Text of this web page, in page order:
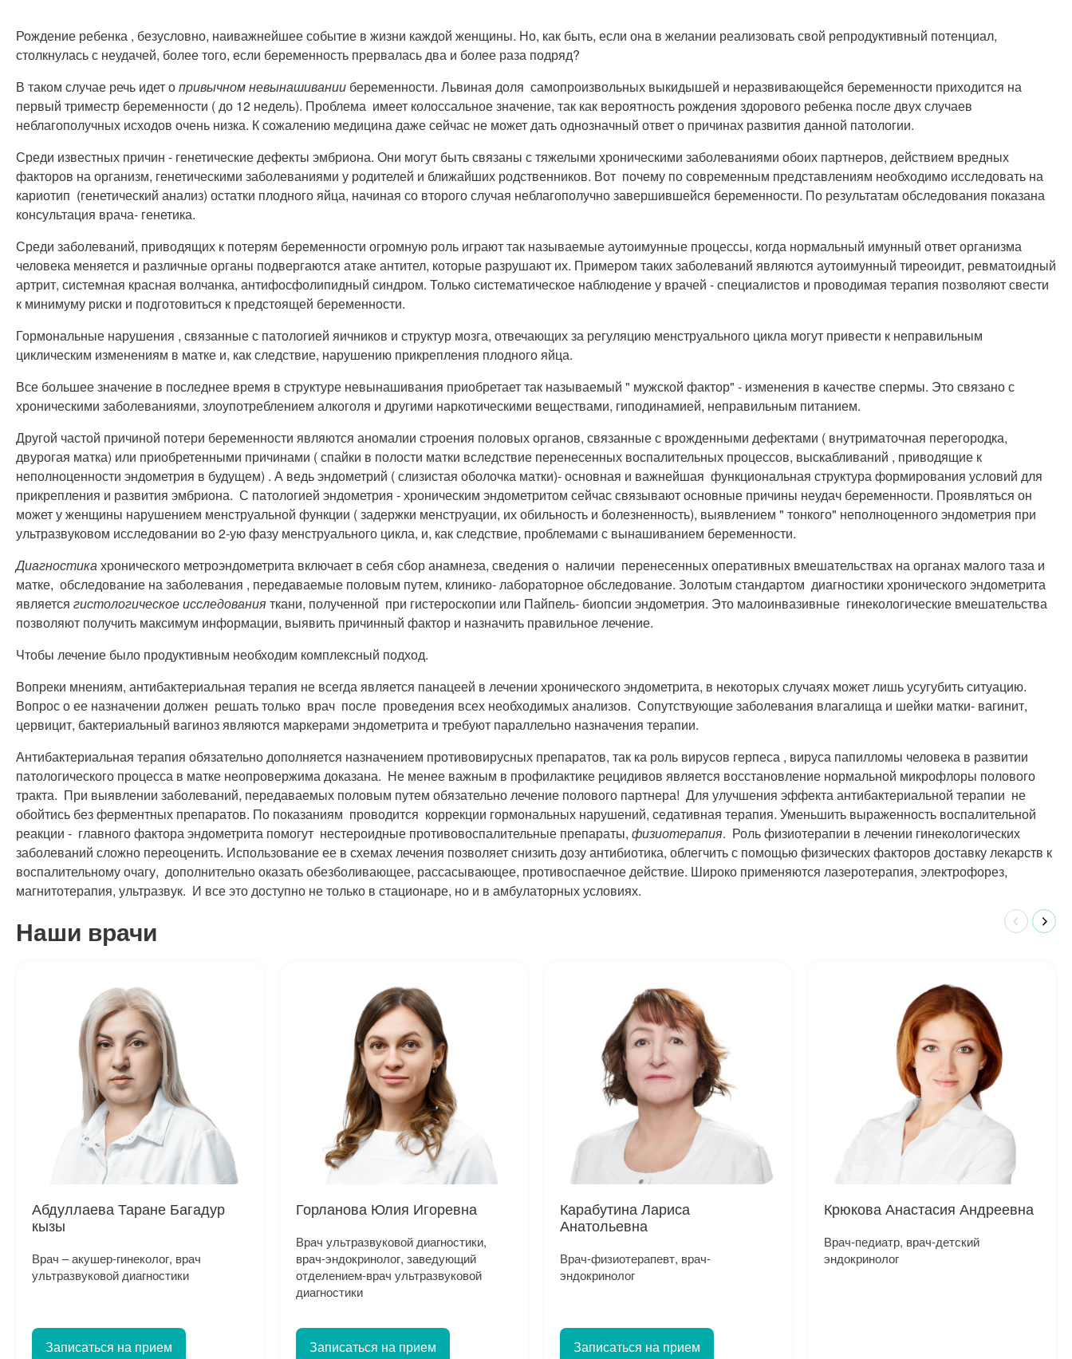
Рождение ребенка , безусловно, наиважнейшее событие в жизни каждой женщины. Но, как быть, если она в желании реализовать свой репродуктивный потенциал,
столкнулась с неудачей, более того, если беременность прервалась два и более раза подряд?
В таком случае речь идет опривычном невынашивании беременности. Львиная доля самопроизвольных выкидышей и неразвивающейся беременности приходится на
первый триместр беременности ( до 12 недель). Проблема имеет колоссальное значение, так как вероятность рождения здорового ребенка после двух случаев
неблагополучных исходов очень низка. К сожалению медицина даже сейчас не может дать однозначный ответ о причинах развития данной патологии.
Среди известных причин - генетические дефекты эмбриона. Они могут быть связаны с тяжелыми хроническими заболеваниями обоих партнеров, действием вредных
факторов на организм, генетическими заболеваниями у родителей и ближайших родственников. Вот почему по современным представлениям необходимо исследовать на
кариотип (генетический анализ) остатки плодного яйца, начиная со второго случая неблагополучно завершившейся беременности. По результатам обследования показана
консультация врача- генетика.
Среди заболеваний, приводящих к потерям беременности огромную роль играют так называемые аутоимунные процессы, когда нормальный имунный ответ организма
человека меняется и различные органы подвергаются атаке антител, которые разрушают их. Примером таких заболеваний являются аутоимунный тиреоидит, ревматоидный
артрит, системная красная волчанка, антифосфолипидный синдром. Только систематическое наблюдение у врачей - специалистов и проводимая терапия позволяют свести
к минимуму риски и подготовиться к предстоящей беременности.
Гормональные нарушения , связанные с патологией яичников и структур мозга, отвечающих за регуляцию менструального цикла могут привести к неправильным
циклическим изменениям в матке и, как следствие, нарушению прикрепления плодного яйца.
Все большее значение в последнее время в структуре невынашивания приобретает так называемый " мужской фактор" - изменения в качестве спермы. Это связано с
хроническими заболеваниями, злоупотреблением алкоголя и другими наркотическими веществами, гиподинамией, неправильным питанием.
Другой частой причиной потери беременности являются аномалии строения половых органов, связанные с врожденными дефектами ( внутриматочная перегородка,
двурогая матка) или приобретенными причинами ( спайки в полости матки вследствие перенесенных воспалительных процессов, выскабливаний , приводящие к
неполноценности эндометрия в будущем) . А ведь эндометрий ( слизистая оболочка матки)- основная и важнейшая функциональная структура формирования условий для
прикрепления и развития эмбриона. С патологией эндометрия - хроническим эндометритом сейчас связывают основные причины неудач беременности. Проявляться он
может у женщины нарушением менструальной функции ( задержки менструации, их обильность и болезненность), выявлением " тонкого" неполноценного эндометрия при
ультразвуковом исследовании во 2-ую фазу менструального цикла, и, как следствие, проблемами с вынашиванием беременности.
Диагностикахронического метроэндометрита включает в себя сбор анамнеза, сведения о наличии перенесенных оперативных вмешательствах на органах малого таза и
матке, обследование на заболевания , передаваемые половым путем, клинико- лабораторное обследование. Золотым стандартом диагностики хронического эндометрита
является гистологическое исследованияткани, полученной при гистероскопии или Пайпель- биопсии эндометрия. Это малоинвазивные гинекологические вмешательства
позволяют получить максимум информации, выявить причинный фактор и назначить правильное лечение.
Чтобы лечение было продуктивным необходим комплексный подход.
Вопреки мнениям, антибактериальная терапия не всегда является панацеей в лечении хронического эндометрита, в некоторых случаях может лишь усугубить ситуацию.
Вопрос о ее назначении должен решать только врач после проведения всех необходимых анализов. Сопутствующие заболевания влагалища и шейки матки- вагинит,
цервицит, бактериальный вагиноз являются маркерами эндометрита и требуют параллельно назначения терапии.
Антибактериальная терапия обязательно дополняется назначением противовирусных препаратов, так ка роль вирусов герпеса , вируса папилломы человека в развитии
патологического процесса в матке неопровержима доказана. Не менее важным в профилактике рецидивов является восстановление нормальной микрофлоры полового
тракта. При выявлении заболеваний, передаваемых половым путем обязательно лечение полового партнера! Для улучшения эффекта антибактериальной терапии не
обойтись без ферментных препаратов. По показаниям проводится коррекции гормональных нарушений, седативная терапия. Уменьшить выраженность воспалительной
реакции - главного фактора эндометрита помогут нестероидные противовоспалительные препараты, физиотерапия. Роль физиотерапии в лечении гинекологических
заболеваний сложно переоценить. Использование ее в схемах лечения позволяет снизить дозу антибиотика, облегчить с помощью физических факторов доставку лекарств к
воспалительному очагу, дополнительно оказать обезболивающее, рассасывающее, противоспаечное действие. Широко применяются лазеротерапия, электрофорез,
магнитотерапия, ультразвук. И все это доступно не только в стационаре, но и в амбулаторных условиях.
Наши врачи
Абдуллаева Таране Багадур
кызы
Врач – акушер-гинеколог, врач
ультразвуковой диагностики
Записаться на прием
Горланова Юлия Игоревна
Врач ультразвуковой диагностики,
врач-эндокринолог, заведующий
отделением-врач ультразвуковой
диагностики
Записаться на прием
Карабутина Лариса
Анатольевна
Врач-физиотерапевт, врач-
эндокринолог
Записаться на прием
Крюкова Анастасия Андреевна
Врач-педиатр, врач-детский
эндокринолог